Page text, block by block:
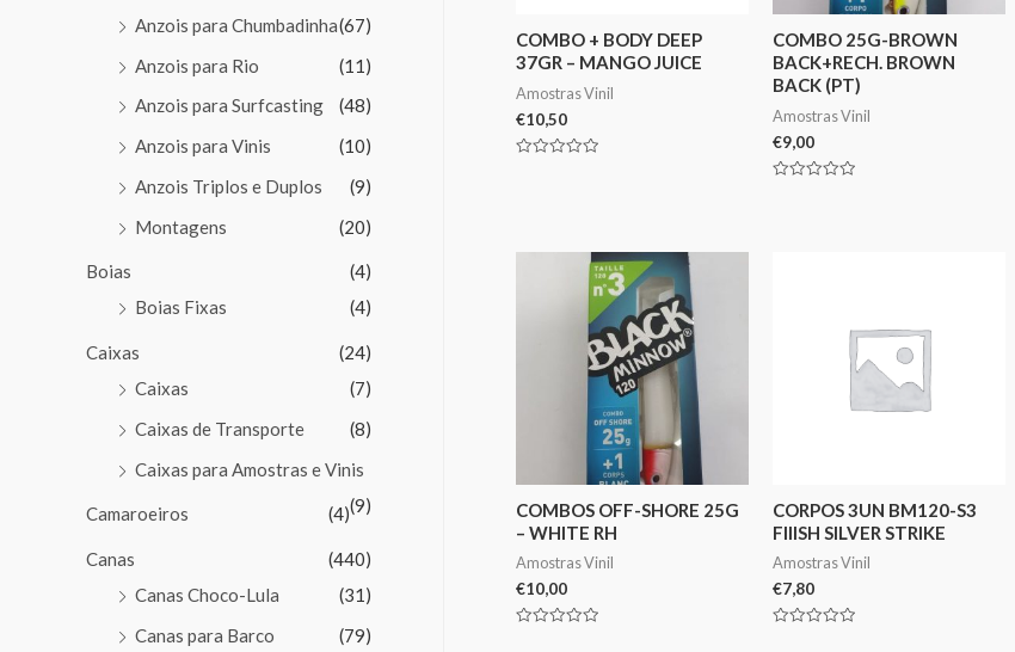
Anzois para Chumbadinha(67)
Anzois para Rio
(11)
Anzois para Surfcasting
(48)
Anzois para Vinis
(10)
Anzois Triplos e Duplos
(9)
Montagens
(20)
Boias
(4)
Boias Fixas
(4)
Caixas
(24)
Caixas
(7)
Caixas de Transporte
(8)
Caixas para Amostras e Vinis
(9)
Camaroeiros (4)
Canas
(440)
Canas Choco-Lula
(31)
Canas para Barco
(79)
COMBO + BODY DEEP
37GR – MANGO JUICE
Amostras Vinil
€10,50
COMBO 25G-BROWN
BACK+RECH. BROWN
BACK (PT)
Amostras Vinil
€9,00
COMBOS OFF-SHORE 25G
– WHITE RH
Amostras Vinil
€10,00
CORPOS 3UN BM120-S3
FIIISH SILVER STRIKE
Amostras Vinil
€7,80